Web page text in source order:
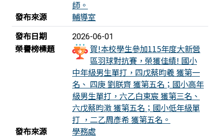
師。
發布來源
輔導室
發布日期
2026-06-01
榮譽榜標題
賀!本校學生參加115年度大新營
區羽球對抗賽，榮獲佳績! 國小
中年級男生單打，四戊蔡昀羲 獲第一
名、 四庚 劉朕齊 獲第五名；國小高年
級男生單打，六乙白東宸 獲第三名、
六戊蔡昀澂 獲第五名；國小低年級單
打 ，二乙周彥希 獲第五名。
發布來源
學務處